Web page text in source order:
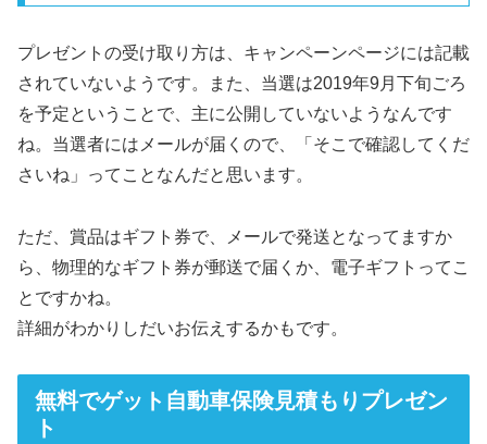
プレゼントの受け取り方は、キャンペーンページには記載
されていないようです。また、当選は2019年9月下旬ごろ
を予定ということで、主に公開していないようなんです
ね。当選者にはメールが届くので、「そこで確認してくだ
さいね」ってことなんだと思います。
ただ、賞品はギフト券で、メールで発送となってますか
ら、物理的なギフト券が郵送で届くか、電子ギフトってこ
とですかね。
詳細がわかりしだいお伝えするかもです。
無料でゲット自動車保険見積もりプレゼン
ト